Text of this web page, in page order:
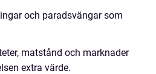
och paradsvängar som
matstånd och marknader
extra värde.